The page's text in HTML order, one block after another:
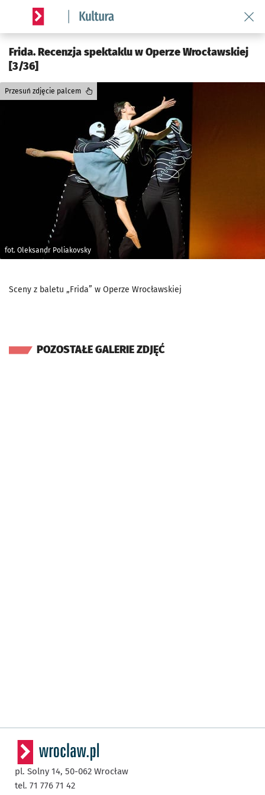
Serwis informacyjny wroclaw.pl podserwis: Kultura
Frida. Recenzja spektaklu w Operze Wrocławskiej
[3/36]
fot. Oleksandr Poliakovsky
Przesuń zdjęcie palcem
Sceny z baletu „Frida” w Operze Wrocławskiej
POZOSTAŁE GALERIE ZDJĘĆ
pl. Solny 14, 50-062 Wrocław
tel. 71 776 71 42